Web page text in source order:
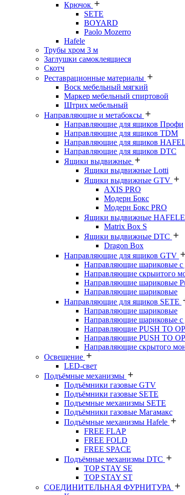
Крючок
SETE
BOYARD
Paolo Mozerro
Hafele
Трубы хром 3 м
Заглушки самоклеящиеся
Скотч
Реставрационные материалы
Воск мебельный мягкий
Маркер мебельный спиртовой
Штрих мебельный
Направляющие и метабоксы
Направляющие для ящиков Профи
Направляющие для ящиков TDM
Направляющие для ящиков
Направляющие для ящиков DTC
Ящики выдвижные
Ящики выдвижные Lotti
Ящики выдвижные GTV
AXIS PRO
Модерн Бокс
Модерн Бокс PRO
Ящики выдвижные HAFELE
Matrix Box S
Ящики выдвижные DTC
Dragon Box
Направляющие для ящиков GTV
Направляющие шариковые с
Направляющие скрыитого
Направляюшие шариковые
Направляющие шариковые
Направляющие для ящиков SETE
Направляющие шариковые
Направляющие шариковые с
Направляющие PUSH TO
Направляющие PUSH TO
Направляющие скрытого
Освещение
LED-свет
Подъёмные механизмы
Подъёмники газовые GTV
Подъёмники газовые SETE
Подъемные механизмы SETE
Подъёмники газовые Магамакс
Подъёмные механизмы Hafele
FREE FLAP
FREE FOLD
FREE SPACE
Подъёмные механизмы DTC
TOP STAY SE
TOP STAY ST
СОЕДИНИТЕЛЬНАЯ ФУРНИТУРА